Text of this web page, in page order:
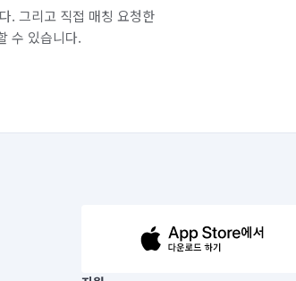
. 그리고 직접 매칭 요청한
수 있습니다.